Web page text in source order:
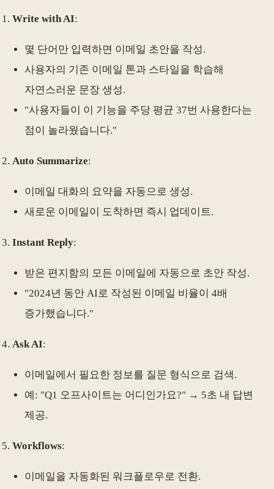
Write with AI:
몇 단어만 입력하면 이메일 초안을 작성.
사용자의 기존 이메일 톤과 스타일을 학습해
자연스러운 문장 생성.
"사용자들이 이 기능을 주당 평균 37번 사용한다는
점이 놀라웠습니다."
Auto Summarize:
이메일 대화의 요약을 자동으로 생성.
새로운 이메일이 도착하면 즉시 업데이트.
Instant Reply:
받은 편지함의 모든 이메일에 자동으로 초안 작성.
"2024년 동안 AI로 작성된 이메일 비율이 4배
증가했습니다."
Ask AI:
이메일에서 필요한 정보를 질문 형식으로 검색.
예: "Q1 오프사이트는 어디인가요?" → 5초 내 답변
제공.
Workflows:
이메일을 자동화된 워크플로우로 전환.